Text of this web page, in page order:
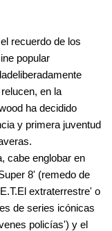
recuerdo de los
popular
en la
ha decidido
y primera juventud
cabe englobar en
8' (remedo de
extraterrestre' o
de series icónicas
policías') y el